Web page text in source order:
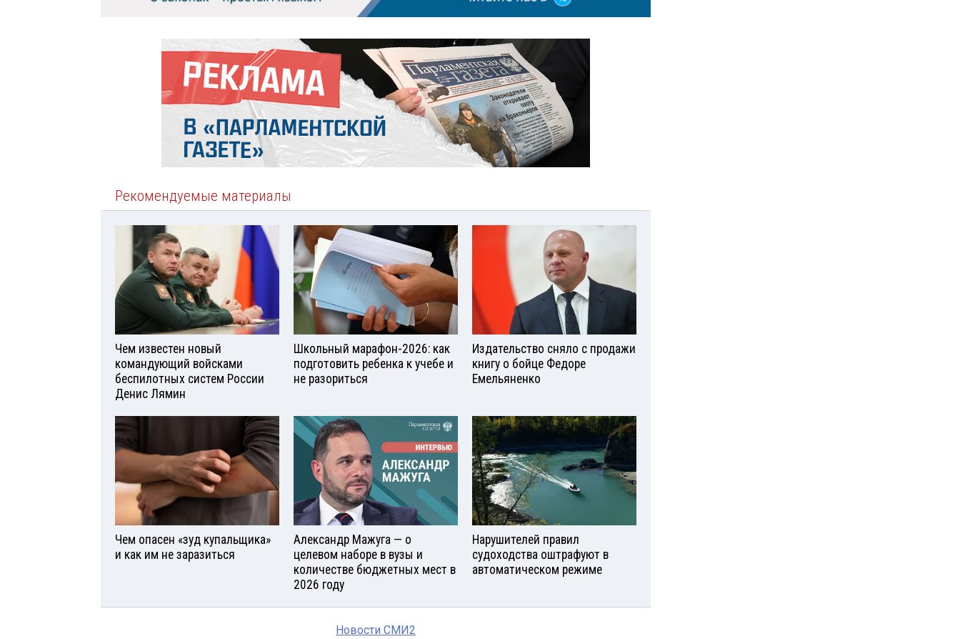
Рекомендуемые материалы
Чем известен новый
командующий войсками
беспилотных систем России
Денис Лямин
Школьный марафон-2026: как
подготовить ребенка к учебе и
не разориться
Издательство сняло с продажи
книгу о бойце Федоре
Емельяненко
Чем опасен «зуд купальщика»
и как им не заразиться
Александр Мажуга — о
целевом наборе в вузы и
количестве бюджетных мест в
2026 году
Нарушителей правил
судоходства оштрафуют в
автоматическом режиме
Новости СМИ2